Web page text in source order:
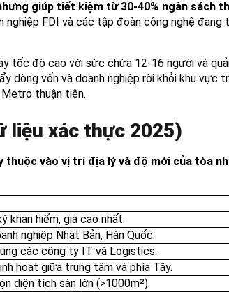
giúp tiết kiệm từ 30-40% ngân sách
FDI và các tập đoàn công nghệ đang
tốc độ cao với sức chứa 12-16 người và
dòng vốn và doanh nghiệp rời khỏi khu vực
thuận tiện.
liệu xác thực 2025)
thuộc vào vị trí địa lý và độ mới của tòa
khan hiếm, giá cao nhất.
nghiệp Nhật Bản, Hàn Quốc.
các công ty IT và Logistics.
hoạt giữa trung tâm và phía Tây.
diện tích sàn lớn (>1000m²).